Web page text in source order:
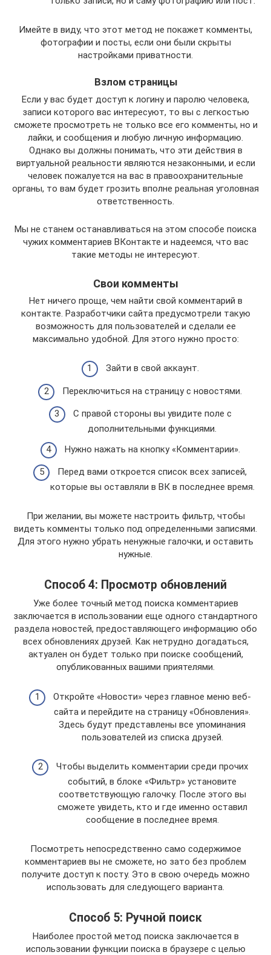
Имейте в виду, что этот метод не покажет комменты,
фотографии и посты, если они были скрыты
настройками приватности.
Взлом страницы
Если у вас будет доступ к логину и паролю человека,
записи которого вас интересуют, то вы с легкостью
сможете просмотреть не только все его комменты, но и
лайки, и сообщения и любую личную информацию.
Однако вы должны понимать, что эти действия в
виртуальной реальности являются незаконными, и если
человек пожалуется на вас в правоохранительные
органы, то вам будет грозить вполне реальная уголовная
ответственность.
Мы не станем останавливаться на этом способе поиска
чужих комментариев ВКонтакте и надеемся, что вас
такие методы не интересуют.
Свои комменты
Нет ничего проще, чем найти свой комментарий в
контакте. Разработчики сайта предусмотрели такую
возможность для пользователей и сделали ее
максимально удобной. Для этого нужно просто:
Зайти в свой аккаунт.
Переключиться на страницу с новостями.
С правой стороны вы увидите поле с
дополнительными функциями.
Нужно нажать на кнопку «Комментарии».
Перед вами откроется список всех записей,
которые вы оставляли в ВК в последнее время.
При желании, вы можете настроить фильтр, чтобы
видеть комменты только под определенными записями.
Для этого нужно убрать ненужные галочки, и оставить
нужные.
Способ 4: Просмотр обновлений
Уже более точный метод поиска комментариев
заключается в использовании еще одного стандартного
раздела новостей, предоставляющего информацию обо
всех обновлениях друзей. Как нетрудно догадаться,
актуален он будет только при поиске сообщений,
опубликованных вашими приятелями.
Откройте «Новости» через главное меню веб-
сайта и перейдите на страницу «Обновления».
Здесь будут представлены все упоминания
пользователей из списка друзей.
Чтобы выделить комментарии среди прочих
событий, в блоке «Фильтр» установите
соответствующую галочку. После этого вы
сможете увидеть, кто и где именно оставил
сообщение в последнее время.
Посмотреть непосредственно само содержимое
комментариев вы не сможете, но зато без проблем
получите доступ к посту. Это в свою очередь можно
использовать для следующего варианта.
Способ 5: Ручной поиск
Наиболее простой метод поиска заключается в
использовании функции поиска в браузере с целью